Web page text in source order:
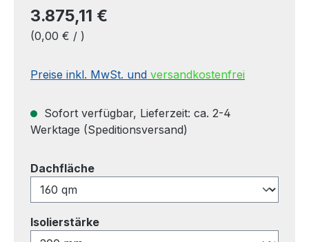
3.875,11 €
(0,00 € / )
Preise inkl. MwSt. und versandkostenfrei
Sofort verfügbar, Lieferzeit: ca. 2-4
Werktage (Speditionsversand)
Dachflächeauswählen
Isolierstärkeauswählen